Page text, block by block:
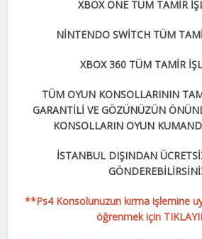
XBOX ONE TÜM TAMİR
NİNTENDO SWİTCH TÜM
XBOX 360 TÜM TAMİR
TÜM OYUN KONSOLLARININ
GARANTİLİ VE GÖZÜNÜZÜN
KONSOLLARIN OYUN
İSTANBUL DIŞINDAN
**Ps4 Konsolunuzun kırma işlemine
öğrenmek için